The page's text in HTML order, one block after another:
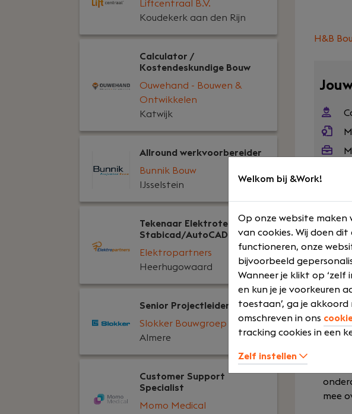
Liftcentraal B.V.
Koudekerk aan den Rijn
Calculator /
Kostendeskundige Bouw
Ouwehand - Bouwen &
Ontwikkelen
Katwijk
Allround werkvoorbereider
Bunnik Bouw
IJsselstein
Tekenaar Elektrotechniek
Stabicad/AutoCAD
Elektropartners
Heerhugowaard
Senior Projectleider Bouw
Slokker Bouwgroep
Almere
Customer Support
Specialist
Momo Medical
H&B
Wil
het
Bij
Als
zorg
mee
Welkom bij &Work!
Op onze website maken
van cookies. Wij doen
functioneren, onze
bijvoorbeeld
Wanneer je klikt op ‘zelf
en kun je je voorkeuren
toestaan’, ga je
omschreven in ons
tracking cookies in een
Zelf instellen